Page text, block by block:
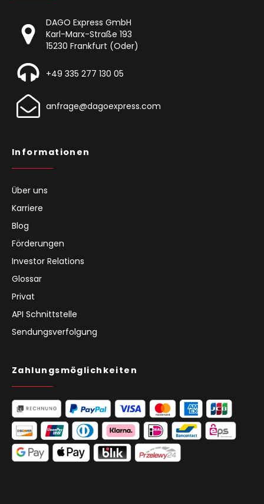
DAGO Express GmbH
Karl-Marx-Straße 193
15230 Frankfurt (Oder)
+49 335 277 130 05
anfrage@dagoexpress.com
Informationen
Über uns
Karriere
Blog
Förderungen
Investor Relations
Glossar
Privat
API Schnittstelle
Sendungsverfolgung
Zahlungsmöglichkeiten